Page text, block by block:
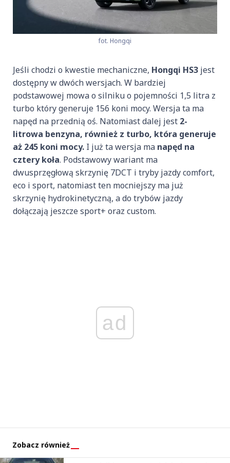
fot. Hongqi
Jeśli chodzi o kwestie mechaniczne, Hongqi HS3 jest
dostępny w dwóch wersjach. W bardziej
podstawowej mowa o silniku o pojemności 1,5 litra z
turbo który generuje 156 koni mocy. Wersja ta ma
napęd na przednią oś. Natomiast dalej jest 2-
litrowa benzyna, również z turbo, która generuje
aż 245 koni mocy. I już ta wersja ma napęd na
cztery koła. Podstawowy wariant ma
dwusprzęgłową skrzynię 7DCT i tryby jazdy comfort,
eco i sport, natomiast ten mocniejszy ma już
skrzynię hydrokinetyczną, a do trybów jazdy
dołączają jeszcze sport+ oraz custom.
ad
Zobacz również